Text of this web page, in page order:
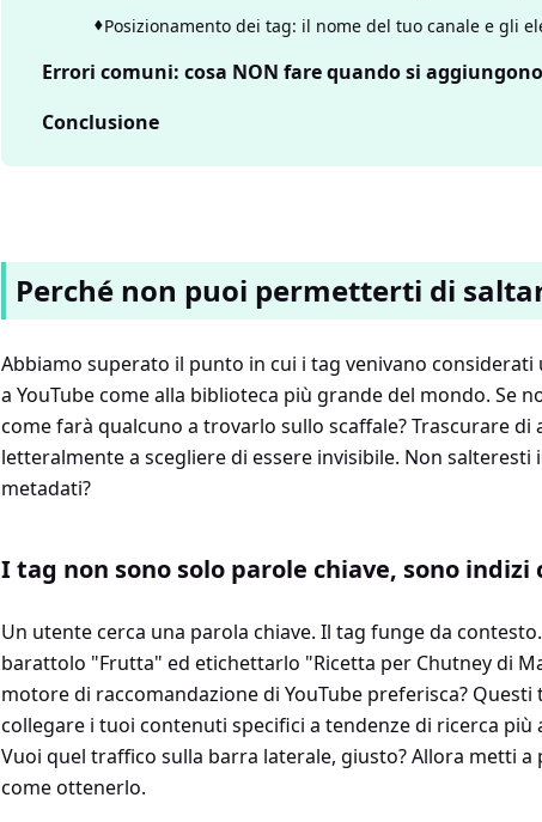
Posizionamento dei tag: il nome del tuo canale e gli
Errori comuni: cosa NON fare quando si
Conclusione
Perché non puoi permetterti di
Abbiamo superato il punto in cui i tag venivano
a YouTube come alla biblioteca più grande del mondo. Se
come farà qualcuno a trovarlo sullo scaffale? Trascurare
letteralmente a scegliere di essere invisibile. Non
metadati?
I tag non sono solo parole chiave, sono
Un utente cerca una parola chiave. Il tag funge da
barattolo "Frutta" ed etichettarlo "Ricetta per Chutney di
motore di raccomandazione di YouTube preferisca?
collegare i tuoi contenuti specifici a tendenze di ricerca
Vuoi quel traffico sulla barra laterale, giusto? Allora metti a
come ottenerlo.